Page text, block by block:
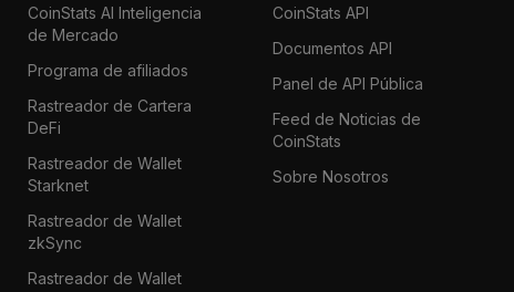
CoinStats AI Inteligencia
de Mercado
Programa de afiliados
Rastreador de Cartera
DeFi
Rastreador de Wallet
Starknet
Rastreador de Wallet
zkSync
Rastreador de Wallet
CoinStats API
Documentos API
Panel de API Pública
Feed de Noticias de
CoinStats
Sobre Nosotros